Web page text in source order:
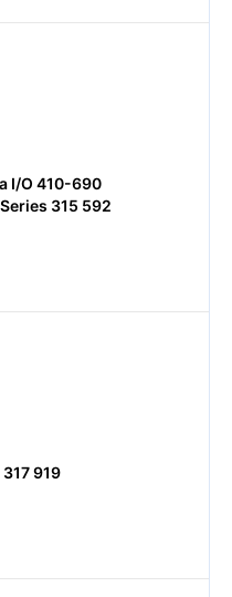
I/O 410-690
315 592
919